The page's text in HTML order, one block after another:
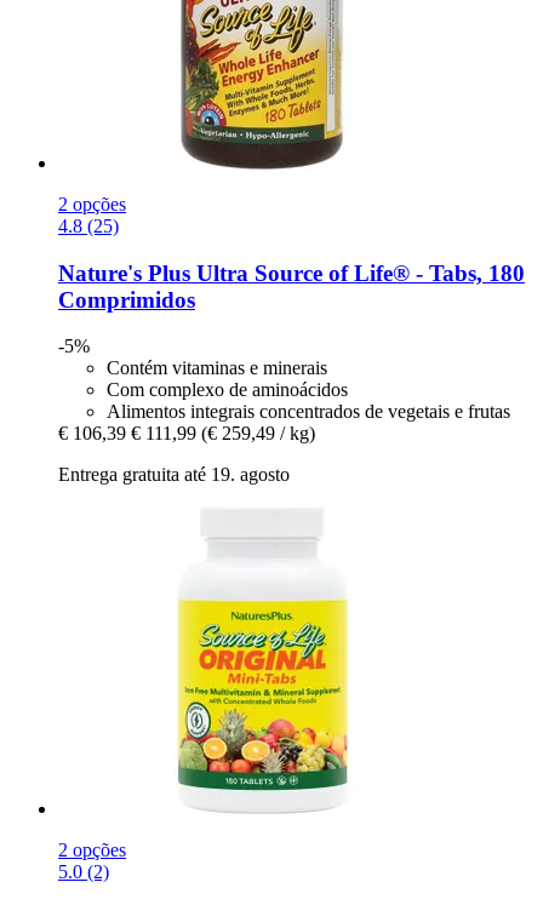
2 opções
4.8 (25)
Nature's Plus Ultra Source of Life® -​ Tabs, 180
Comprimidos
-5%
Contém vitaminas e minerais
Com complexo de aminoácidos
Alimentos integrais concentrados de vegetais e frutas
€ 106,39 € 111,99 (€ 259,49 / kg)
Entrega gratuita até 19. agosto
2 opções
5.0 (2)